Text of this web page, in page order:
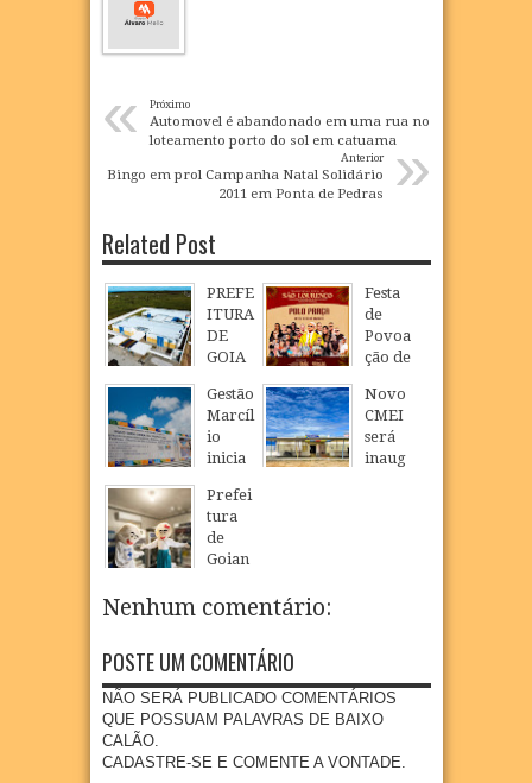
« Próximo
Automovel é abandonado em uma rua no
loteamento porto do sol em catuama»
Anterior
Bingo em prol Campanha Natal Solidário
2011 em Ponta de Pedras
Related Post
PREFE
ITURA
DE
GOIA
INAU
GURA
NOVO
CMEI
EM
POVO
AÇÃO
DE
ENÇO
Festa
de
Povoa
ção de
Loure
nço
celebr
a fé,
Goian
a
Gestão
Marcíl
io
inicia
ução
de
nova
escola
a com
a e
quadr
a em
Povoa
São
Novo
CMEI
será
inaug
ção
infanti
Goian
Prefei
tura
de
Goian
realiz
anha
de
Multiv
acinaç
ão
para
Nenhum comentário:
POSTE UM COMENTÁRIO
NÃO SERÁ PUBLICADO COMENTÁRIOS
QUE POSSUAM PALAVRAS DE BAIXO
CALÃO.
CADASTRE-SE E COMENTE A VONTADE.